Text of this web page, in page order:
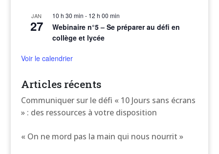
JAN
27
10 h 30 min - 12 h 00 min
Webinaire n°5 – Se préparer au défi en
collège et lycée
Voir le calendrier
Articles récents
Communiquer sur le défi « 10 Jours sans écrans
» : des ressources à votre disposition
« On ne mord pas la main qui nous nourrit »